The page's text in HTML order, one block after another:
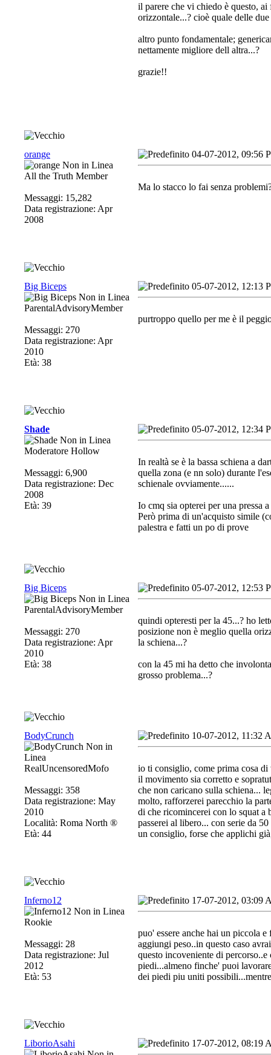
il parere che vi chiedo è questo,
orizzontale...? cioè quale delle
altro punto fondamentale;
nettamente migliore dell altra...?
grazie!!
orange
All the Truth Member
Messaggi: 15,282
Data registrazione: Apr
2008
04-07-2012, 09:56
Ma lo stacco lo fai senza
Big Biceps
ParentalAdvisoryMember
Messaggi: 270
Data registrazione: Apr
2010
Età: 38
05-07-2012, 12:13
purtroppo quello per me è il
Shade
Moderatore Hollow
Messaggi: 6,900
Data registrazione: Dec
2008
Età: 39
05-07-2012, 12:34
In realtà se è la bassa schiena a
quella zona (e nn solo) durante
schienale ovviamente......
Io cmq sia opterei per una pressa
Però prima di un'acquisto simile
palestra e fatti un po di prove
Big Biceps
ParentalAdvisoryMember
Messaggi: 270
Data registrazione: Apr
2010
Età: 38
05-07-2012, 12:53
quindi opteresti per la 45...? ho
posizione non è meglio quella
la schiena...?
con la 45 mi ha detto che
grosso problema...?
BodyCrunch
RealUncensoredMofo
Messaggi: 358
Data registrazione: May
2010
Località: Roma North ®
Età: 44
10-07-2012, 11:32
io ti consiglio, come prima cosa di
il movimento sia corretto e
che non caricano sulla schiena...
molto, rafforzerei parecchio la
di che ricomincerei con lo squat a
passerei al libero... con serie da
un consiglio, forse che applichi
Inferno12
Rookie
Messaggi: 28
Data registrazione: Jul
2012
Età: 53
17-07-2012, 03:09
puo' essere anche hai un piccola
aggiungi peso..in questo caso
questo incoveniente di
piedi...almeno finche' puoi
dei piedi piu uniti
LiborioAsahi 17-07-2012, 08:19